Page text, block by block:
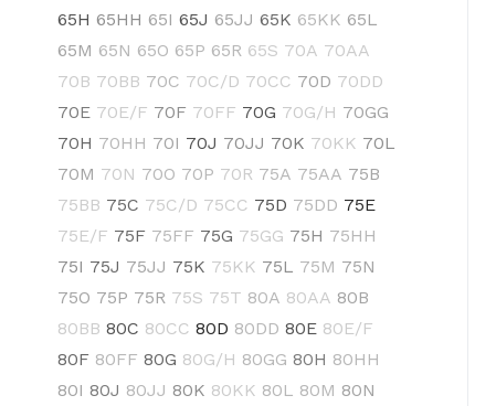
65H 65HH 65I 65J 65JJ 65K 65KK 65L
65M 65N 65O 65P 65R 65S 70A 70AA
70B 70BB 70C 70C/D 70CC 70D 70DD
70E 70E/F 70F 70FF 70G 70G/H 70GG
70H 70HH 70I 70J 70JJ 70K 70KK 70L
70M 70N 70O 70P 70R 75A 75AA 75B
75BB 75C 75C/D 75CC 75D 75DD 75E
75E/F 75F 75FF 75G 75GG 75H 75HH
75I 75J 75JJ 75K 75KK 75L 75M 75N
75O 75P 75R 75S 75T 80A 80AA 80B
80BB 80C 80CC 80D 80DD 80E 80E/F
80F 80FF 80G 80G/H 80GG 80H 80HH
80I 80J 80JJ 80K 80KK 80L 80M 80N